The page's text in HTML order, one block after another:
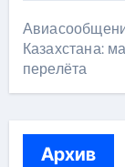
Казахстана:
перелёта
Архив